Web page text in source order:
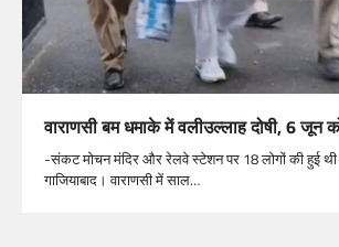
वाराणसी बम धमाके में वलीउल्लाह दोषी, 6 जून
-संकट मोचन मंदिर और रेलवे स्टेशन पर 18 लोगों की हुई थी
गाजियाबाद। वाराणसी में साल…